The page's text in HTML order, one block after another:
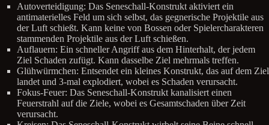
Autoverteidigung: Das Seneschall-Konstrukt aktiviert ein
antimaterielles Feld um sich selbst, das gegnerische Projektile aus
der Luft schießt. Kann keine von Bossen oder Spielercharakteren
stammenden Projektile aus der Luft schießen.
Auflauern: Ein schneller Angriff aus dem Hinterhalt, der jedem
Ziel Schaden zufügt. Kann dasselbe Ziel mehrmals treffen.
Glühwürmchen: Entsendet ein kleines Konstrukt, das auf dem Ziel
landet und 3-mal explodiert, wobei es Schaden verursacht.
Fokus-Feuer: Das Seneschall-Konstrukt kanalisiert einen
Feuerstrahl auf die Ziele, wobei es Gesamtschaden über Zeit
verursacht.